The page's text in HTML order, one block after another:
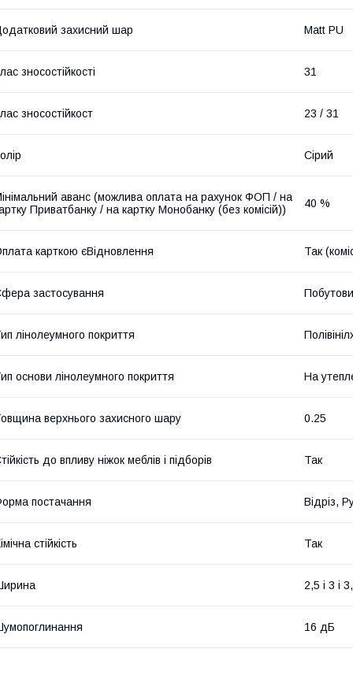
захисний шар Matt PU
зносостійкості 31
зносостійкост 23 / 31
Сірий
аванс (можлива оплата на рахунок ФОП / на
Приватбанку / на картку Монобанку (без комісій))
40 %
карткою єВідновлення Так
застосування
лінолеумного покриття
основи лінолеумного покриття На
верхнього захисного шару 0.25
до впливу ніжок меблів і підборів Так
постачання Відріз,
стійкість Так
2,5 і 3 і
16 дБ